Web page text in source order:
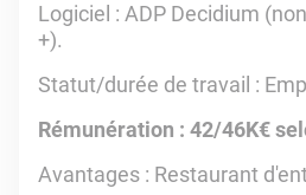
Logiciel : ADP Decidium
+).
Statut/durée de travail :
Rémunération : 42/46K€
Avantages : Restaurant